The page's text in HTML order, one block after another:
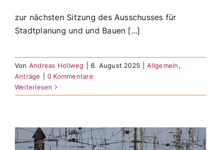
zur nächsten Sitzung des Ausschusses für
Stadtplanung und und Bauen [...]
Von Andreas Hollweg 6. August 2025 Allgemein,
Anträge
0 Kommentare
Weiterlesen